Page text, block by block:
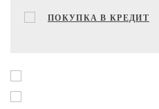
ПОКУПКА В КРЕДИТ